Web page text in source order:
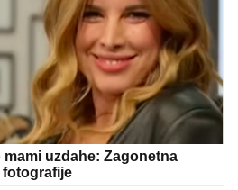
mami uzdahe: Zagonetna
fotografije